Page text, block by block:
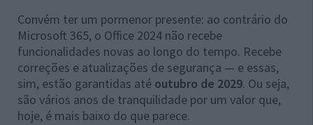
Convém ter um pormenor presente: ao contrário do
Microsoft 365, o Office 2024 não recebe
funcionalidades novas ao longo do tempo. Recebe
correções e atualizações de segurança — e essas,
sim, estão garantidas até outubro de 2029. Ou seja,
são vários anos de tranquilidade por um valor que,
hoje, é mais baixo do que parece.